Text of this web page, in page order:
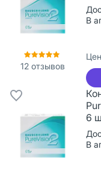
12 отзывов
В
6
В